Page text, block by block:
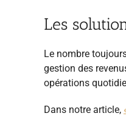
Les
Le nombre
gestion des
opérations
Dans notre article,